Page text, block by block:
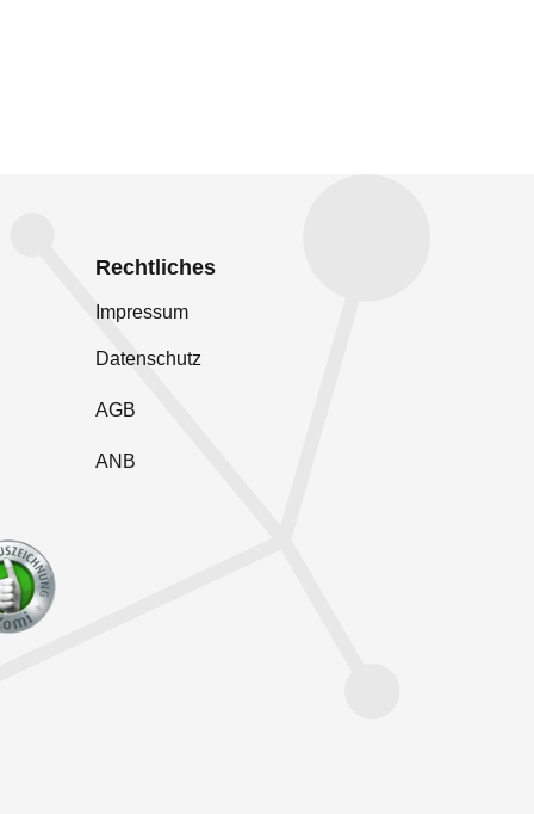
Rechtliches
Impressum
Datenschutz
AGB
ANB